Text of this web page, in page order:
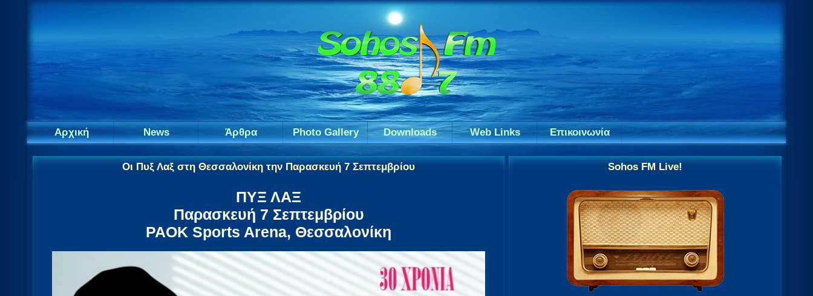
Αρχική News Άρθρα Photo Gallery Downloads Web Links Επικοινωνία
Οι Πυξ Λαξ στη Θεσσαλονίκη την Παρασκευή 7 Σεπτεμβρίου
ΠΥΞ ΛΑΞ
Παρασκευή 7 Σεπτεμβρίου
PAOK Sports Arena, Θεσσαλονίκη
Sohos FM Live!